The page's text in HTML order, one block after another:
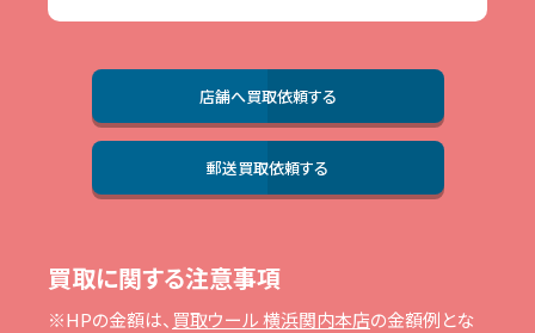
店舗へ買取依頼する
郵送買取依頼する
買取に関する注意事項
※HPの⾦額は、 買取ウール 横浜関内本店の⾦額例とな